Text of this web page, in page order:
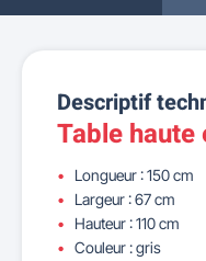
Descriptif
Table
Longueur : 150 cm
Largeur : 67 cm
Hauteur : 110 cm
Couleur : gris